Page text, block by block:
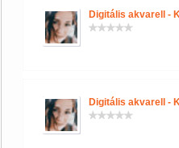
Digitális akvarell -
Digitális akvarell -